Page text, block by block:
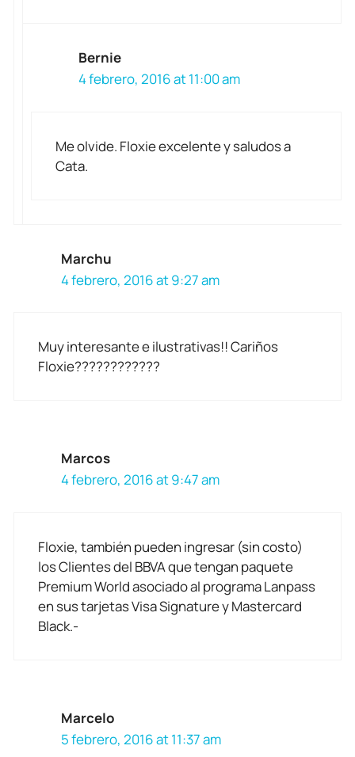
Bernie
4 febrero, 2016 at 11:00 am
Me olvide. Floxie excelente y saludos a
Cata.
Marchu
4 febrero, 2016 at 9:27 am
Muy interesante e ilustrativas!! Cariños
Floxie????????????
Marcos
4 febrero, 2016 at 9:47 am
Floxie, también pueden ingresar (sin costo)
los Clientes del BBVA que tengan paquete
Premium World asociado al programa Lanpass
en sus tarjetas Visa Signature y Mastercard
Black.-
Marcelo
5 febrero, 2016 at 11:37 am